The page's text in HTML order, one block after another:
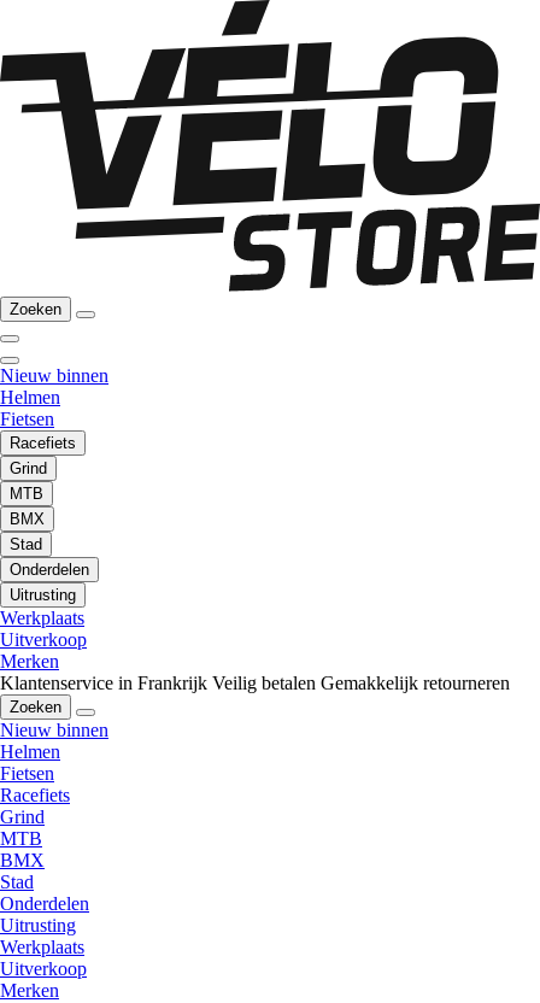
Zoeken
Nieuw binnen
Helmen
Fietsen
Racefiets
Grind
MTB
BMX
Stad
Onderdelen
Uitrusting
Werkplaats
Uitverkoop
Merken
Klantenservice in Frankrijk Veilig betalen Gemakkelijk retourneren
Zoeken
Nieuw binnen
Helmen
Fietsen
Racefiets
Grind
MTB
BMX
Stad
Onderdelen
Uitrusting
Werkplaats
Uitverkoop
Merken